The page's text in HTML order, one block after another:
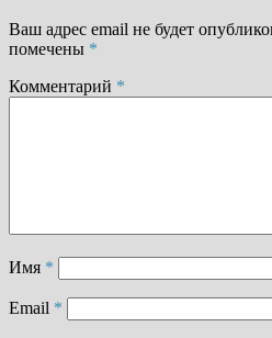
Ваш адрес email не будет
помечены *
Комментарий *
Имя *
Email *